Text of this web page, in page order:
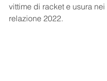
vittime di racket e usura
relazione 2022.